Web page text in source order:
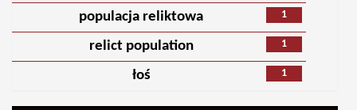
1
populacja reliktowa
1
relict population
1
łoś